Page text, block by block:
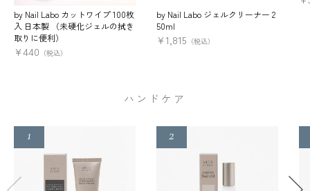
by Nail Labo カットワイプ 100枚
入 日本製 （未硬化ジェルの拭き
取りに便利）
¥440 （税込）
by Nail Labo ジェルクリーナー 2
50ml
¥1,815 （税込）
ハンドケア